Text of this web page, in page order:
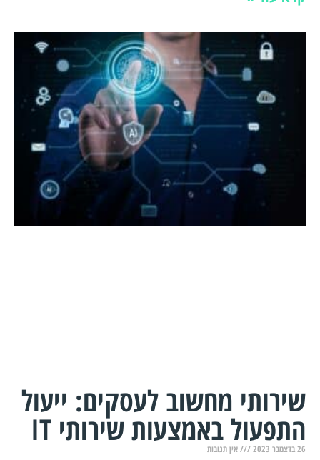
שירותי מחשוב לעסקים: ייעול
התפעול באמצעות שירותי IT
26 בדצמבר 2023 אין תגובות